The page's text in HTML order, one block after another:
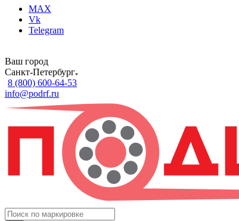
MAX
Vk
Telegram
Ваш город
Санкт-Петербург
8 (800) 600-64-53
info@podrf.ru